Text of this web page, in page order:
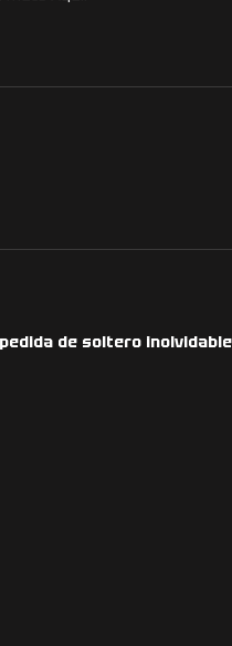
de soltero inolvidable